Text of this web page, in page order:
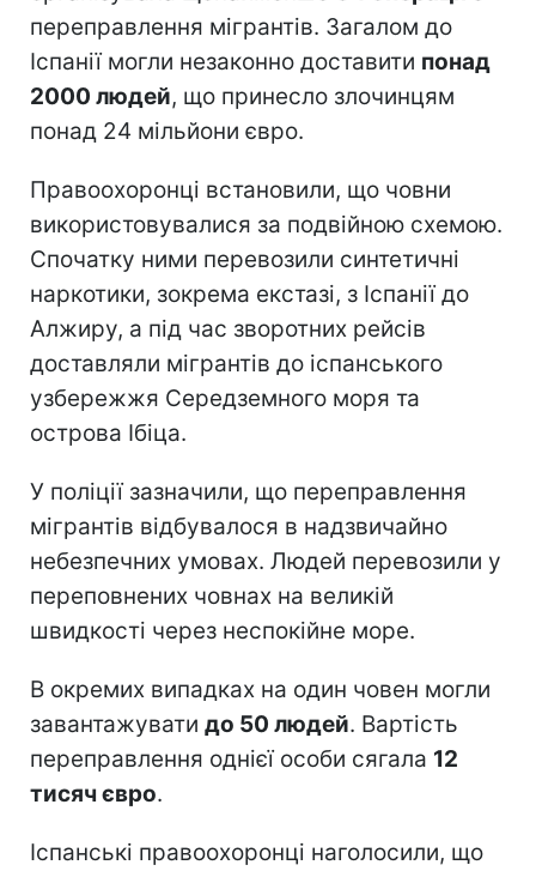
переправлення мігрантів. Загалом до
Іспанії могли незаконно доставити понад
2000 людей, що принесло злочинцям
понад 24 мільйони євро.
Правоохоронці встановили, що човни
використовувалися за подвійною схемою.
Спочатку ними перевозили синтетичні
наркотики, зокрема екстазі, з Іспанії до
Алжиру, а під час зворотних рейсів
доставляли мігрантів до іспанського
узбережжя Середземного моря та
острова Ібіца.
У поліції зазначили, що переправлення
мігрантів відбувалося в надзвичайно
небезпечних умовах. Людей перевозили у
переповнених човнах на великій
швидкості через неспокійне море.
В окремих випадках на один човен могли
завантажувати до 50 людей. Вартість
переправлення однієї особи сягала 12
тисяч євро.
Іспанські правоохоронці наголосили, що